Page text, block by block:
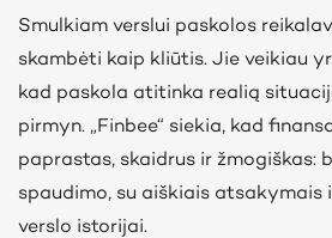
Smulkiam verslui paskolos
skambėti kaip kliūtis. Jie veikiau
kad paskola atitinka realią
pirmyn. „Finbee“ siekia, kad
paprastas, skaidrus ir žmogiškas:
spaudimo, su aiškiais atsakymais
verslo istorijai.